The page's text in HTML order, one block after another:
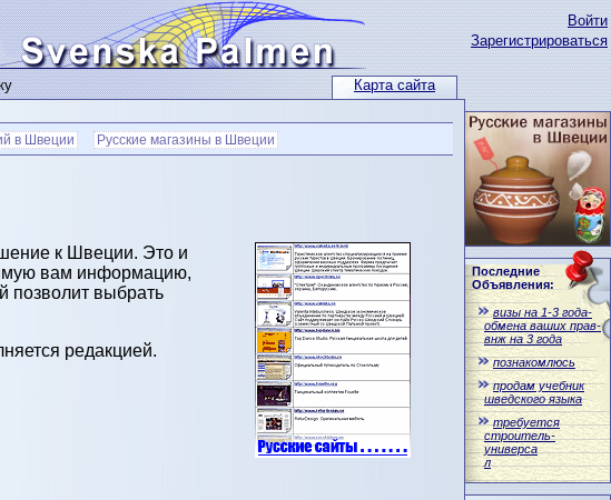
Карта сайта
Войти
Зарегистрироваться
Последние
Объявления:
визы на 1-3 года-
обмена ваших прав-
внж на 3 года
познакомлюсь
продам учебник
шведского языка
требуется
строитель-
универса
л
в Швеции Русские магазины в Швеции
к Швеции. Это и
вам информацию,
позволит выбрать
редакцией.